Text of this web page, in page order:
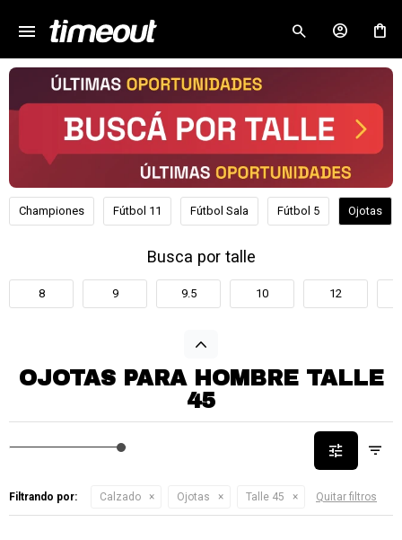
menu
Championes Fútbol 11 Fútbol Sala Fútbol 5 Ojotas
Busca por talle
8 9 9.5 10 12
OJOTAS PARA HOMBRE TALLE
45
Filtrando por: Calzado Ojotas Talle 45 Quitar filtros